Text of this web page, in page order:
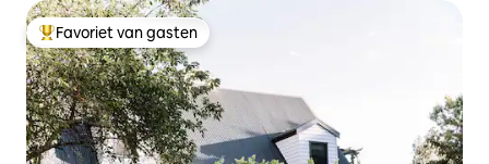
Topfavoriet van gasten
Favoriet van gasten